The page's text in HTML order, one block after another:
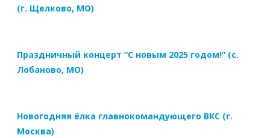
(г. Щелково, МО)
Праздничный концерт “С новым 2025 годом!” (с.
Лобаново, МО)
Новогодняя ёлка главнокомандующего ВКС (г.
Москва)